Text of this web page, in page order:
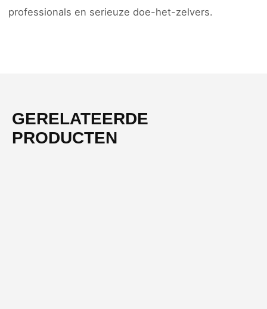
professionals en serieuze doe-het-zelvers.
GERELATEERDE
PRODUCTEN